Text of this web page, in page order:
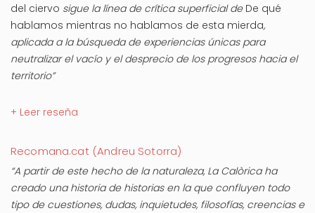
del ciervo sigue la línea de crítica superficial de De qué
hablamos mientras no hablamos de esta mierda,
aplicada a la búsqueda de experiencias únicas para
neutralizar el vacío y el desprecio de los progresos hacia el
territorio”
+ Leer reseña
Recomana.cat (Andreu Sotorra)
“A partir de este hecho de la naturaleza, La Calòrica ha
creado una historia de historias en la que confluyen todo
tipo de cuestiones, dudas, inquietudes, filosofías, creencias e